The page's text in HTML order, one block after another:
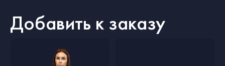
Добавить к заказу